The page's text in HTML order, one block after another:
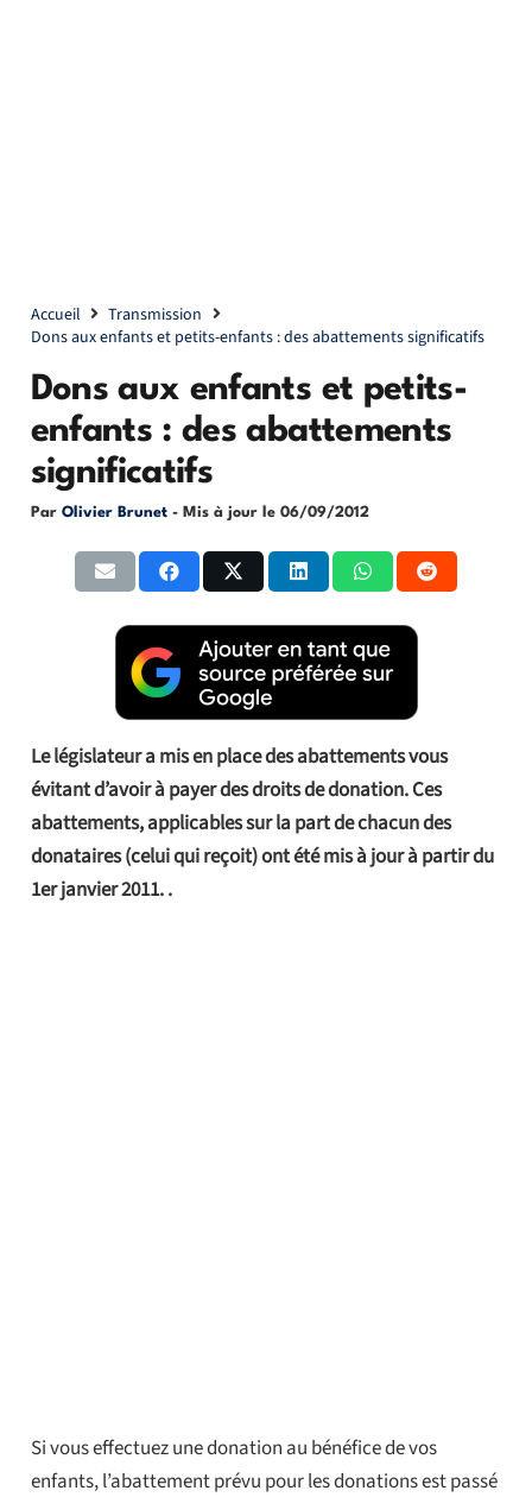
Accueil
Transmission
Dons aux enfants et petits-enfants : des abattements significatifs
Dons aux enfants et petits-
enfants : des abattements
significatifs
Par Olivier Brunet - Mis à jour le 06/09/2012
Le législateur a mis en place des abattements vous
évitant d’avoir à payer des droits de donation. Ces
abattements, applicables sur la part de chacun des
donataires (celui qui reçoit) ont été mis à jour à partir du
1er janvier 2011. .
Si vous effectuez une donation au bénéfice de vos
enfants, l’abattement prévu pour les donations est passé